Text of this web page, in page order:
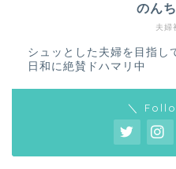
夫婦
のん
シュッとした夫婦を目指し
日和に絶賛ドハマリ中
＼